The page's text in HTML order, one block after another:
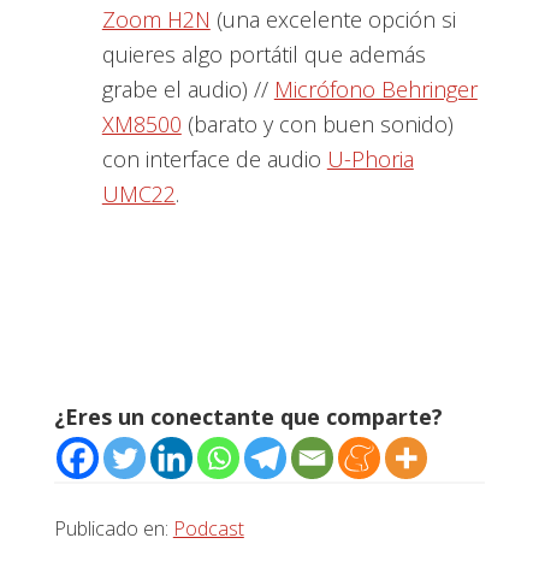
Zoom H2N (una excelente opción si
quieres algo portátil que además
grabe el audio) // Micrófono Behringer
XM8500 (barato y con buen sonido)
con interface de audio U-Phoria
UMC22.
¿Eres un conectante que comparte?
Publicado en: Podcast